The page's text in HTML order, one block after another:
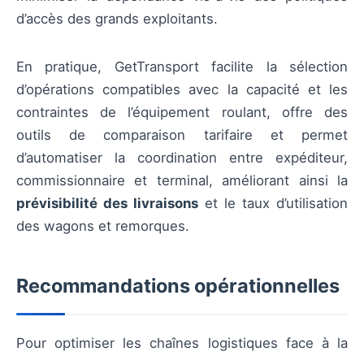
d’accès des grands exploitants.
En pratique, GetTransport facilite la sélection
d’opérations compatibles avec la capacité et les
contraintes de l’équipement roulant, offre des
outils de comparaison tarifaire et permet
d’automatiser la coordination entre expéditeur,
commissionnaire et terminal, améliorant ainsi la
prévisibilité des livraisons et le taux d’utilisation
des wagons et remorques.
Recommandations opérationnelles
Pour optimiser les chaînes logistiques face à la